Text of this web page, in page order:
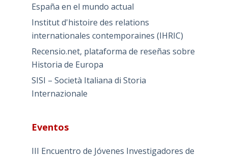
España en el mundo actual
Institut d'histoire des relations
internationales contemporaines (IHRIC)
Recensio.net, plataforma de reseñas sobre
Historia de Europa
SISI – Società Italiana di Storia
Internazionale
Eventos
III Encuentro de Jóvenes Investigadores de